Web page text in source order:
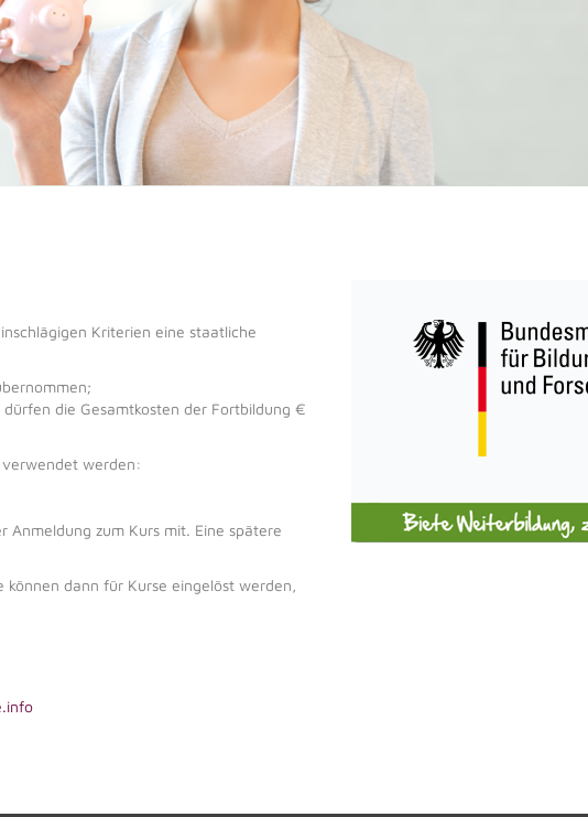
Kriterien eine staatliche
dürfen die Gesamtkosten der Fortbildung €
werden:
Anmeldung zum Kurs mit. Eine spätere
dann für Kurse eingelöst werden,